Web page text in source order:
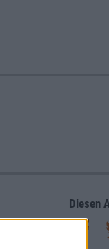
Diesen